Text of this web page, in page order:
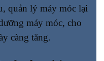
quản lý máy móc lại
máy móc, cho
càng tăng.